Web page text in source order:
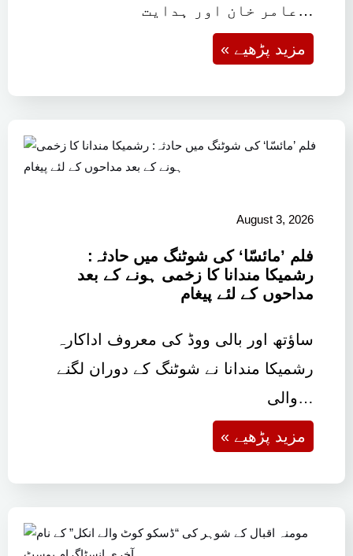
عامر خان اور ہدایت…
« مزید پڑھیے
August 3, 2026
فلم ’مائسّا‘ کی شوٹنگ میں حادثہ:
رشمیکا مندانا کا زخمی ہونے کے بعد
مداحوں کے لئے پیغام
ساؤتھ اور بالی ووڈ کی معروف اداکارہ
رشمیکا مندانا نے شوٹنگ کے دوران لگنے
والی…
« مزید پڑھیے